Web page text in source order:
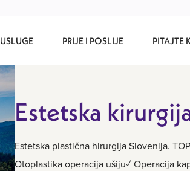
USLUGE PRIJE I POSLIJE PITAJTE
Estetska
Estetska plastična hirurgija Slovenija.
Otoplastika operacija ušiju✓ Operacija